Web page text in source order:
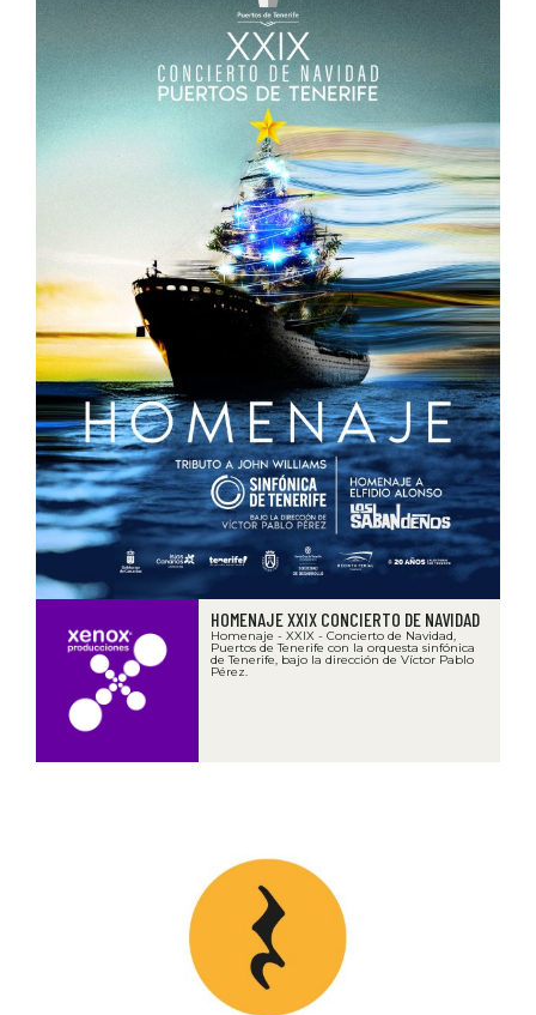
HOMENAJE XXIX CONCIERTO DE NAVIDAD
Homenaje - XXIX - Concierto de Navidad,
Puertos de Tenerife con la orquesta sinfónica
de Tenerife, bajo la dirección de Víctor Pablo
Pérez.